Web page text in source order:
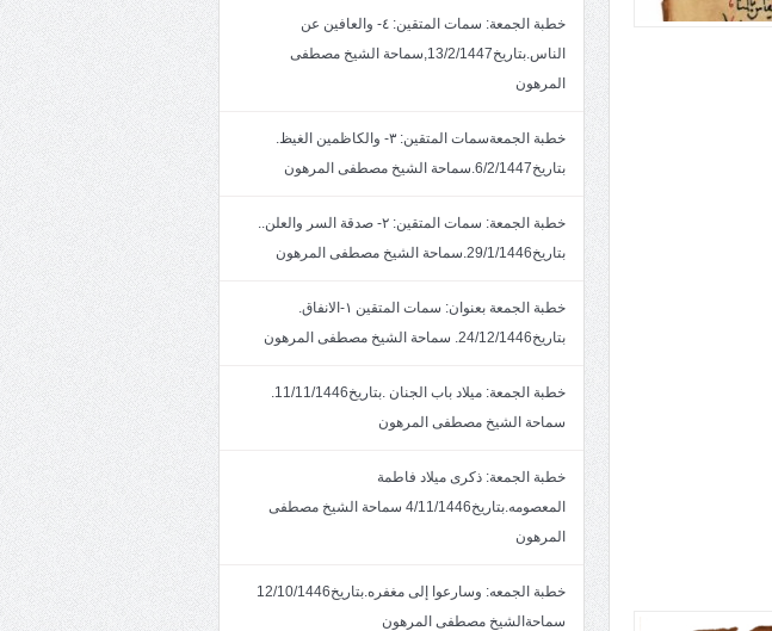
خطبة الجمعة: سمات المتقين: ٤- والعافين عن
الناس.بتاريخ13/2/1447,سماحة الشيخ مصطفى
المرهون
خطبة الجمعةسمات المتقين: ٣- والكاظمين الغيظ.
بتاريخ6/2/1447.سماحة الشيخ مصطفى المرهون
خطبة الجمعة: سمات المتقين: ٢- صدقة السر والعلن..
بتاريخ29/1/1446.سماحة الشيخ مصطفى المرهون
خطبة الجمعة بعنوان: سمات المتقين ١-الانفاق.
بتاريخ24/12/1446. سماحة الشيخ مصطفى المرهون
خطبة الجمعة: ميلاد باب الجنان .بتاريخ11/11/1446.
سماحة الشيخ مصطفى المرهون
خطبة الجمعة: ذكرى ميلاد فاطمة
المعصومه.بتاريخ4/11/1446 سماحة الشيخ مصطفى
المرهون
خطبة الجمعه: وسارعوا إلى مغفره.بتاريخ12/10/1446
سماحةالشيخ مصطفى المرهون